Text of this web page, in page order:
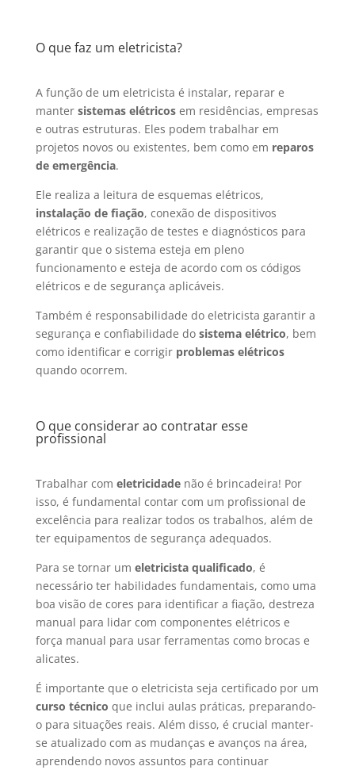
O que faz um eletricista?
A função de um eletricista é instalar, reparar e
mantersistemas elétricosem residências, empresas
e outras estruturas. Eles podem trabalhar em
projetos novos ou existentes, bem como em reparos
de emergência.
Ele realiza a leitura de esquemas elétricos,
instalação de fiação, conexão de dispositivos
elétricos e realização de testes e diagnósticos para
garantir que o sistema esteja em pleno
funcionamento e esteja de acordo com os códigos
elétricos e de segurança aplicáveis.
Também é responsabilidade do eletricista garantir a
segurança e confiabilidade do sistema elétrico, bem
como identificar e corrigir problemas elétricos
quando ocorrem.
O que considerar ao contratar esse
profissional
Trabalhar com eletricidadenão é brincadeira! Por
isso, é fundamental contar com um profissional de
excelência para realizar todos os trabalhos, além de
ter equipamentos de segurança adequados.
Para se tornar um eletricista qualificado, é
necessário ter habilidades fundamentais, como uma
boa visão de cores para identificar a fiação, destreza
manual para lidar com componentes elétricos e
força manual para usar ferramentas como brocas e
alicates.
É importante que o eletricista seja certificado por um
curso técnico que inclui aulas práticas, preparando-
o para situações reais. Além disso, é crucial manter-
se atualizado com as mudanças e avanços na área,
aprendendo novos assuntos para continuar